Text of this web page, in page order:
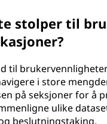
stolper til
til
i store
på seksjoner for å
ulike
beslutningstaking.